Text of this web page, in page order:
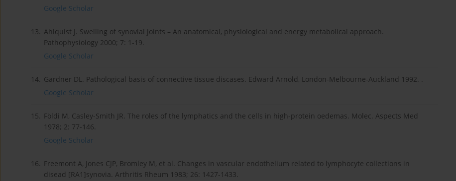
Google Scholar
13. Ahlquist J. Swelling of synovial joints – An anatomical, physiological and energy metabolical approach.
Pathophysiology 2000; 7: 1-19.
Google Scholar
14. Gardner DL. Pathological basis of connective tissue discases. Edward Arnold, London-Melbourne-Auckland 1992. .
Google Scholar
15. Földi M, Casley-Smith JR. The roles of the lymphatics and the cells in high-protein oedemas. Molec. Aspects Med
1978; 2: 77-146.
Google Scholar
16. Freemont A, Jones CJP, Bromley M, et al. Changes in vascular endothelium related to lymphocyte collections in
disead [RA1]synovia. Arthritis Rheum 1983; 26: 1427-1433.